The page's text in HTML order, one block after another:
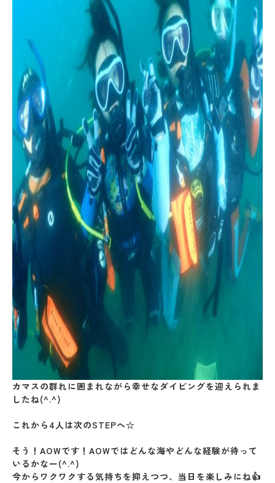
カマスの群れに囲まれながら幸せなダイビングを迎えられま
したね(^.^)
これから4人は次のSTEPへ☆
そう！AOWです！AOWではどんな海やどんな経験が待って
いるかなー(^.^)
今からワクワクする気持ちを抑えつつ、当日を楽しみにね👍